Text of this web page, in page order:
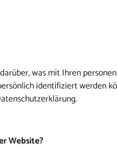
was mit Ihren
identifiziert werden
Website?